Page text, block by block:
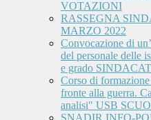
VOTAZIONI
RASSEGNA
MARZO 2022
Convocazione di
del personale delle
e grado
Corso di
fronte alla guerra.
analisi" USB